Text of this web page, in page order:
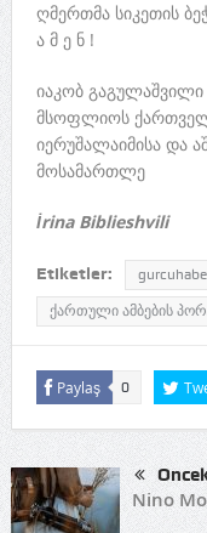
ღმერთმა სიკეთის
ა მ ე ნ !
იაკობ გაგულაშვილი
მსოფლიოს
იერუშალაიმისა და
მოსამართლე
İrina Biblieshvili
Etiketler:
ქართული ამბების
Paylaş 0
Nino